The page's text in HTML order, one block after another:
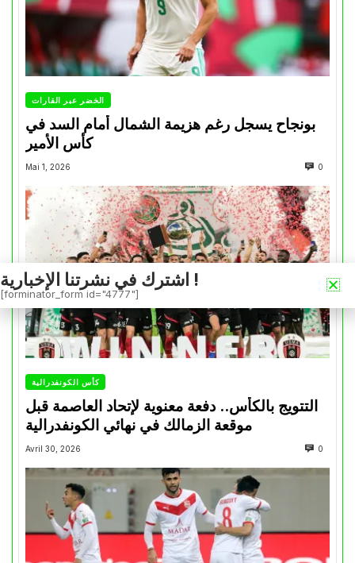
الخضر عبر القارات
بونجاح يسجل رغم هزيمة الشمال أمام السد في
كأس الأمير
Mai 1, 2026 0
كأس الكونفدرالية
التتويج بالكأس.. دفعة معنوية لإتحاد العاصمة قبل
موقعة الزمالك في نهائي الكونفدرالية
Avril 30, 2026 0
اشترك في نشرتنا الإخبارية !
[forminator_form id="4777"]